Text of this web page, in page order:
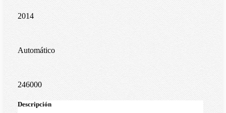
2014
Automático
246000
Descripción